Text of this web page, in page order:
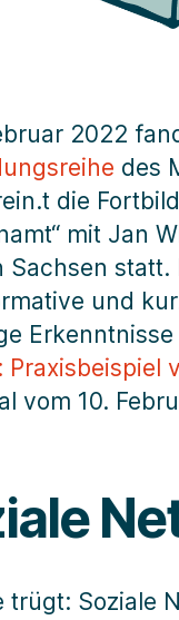
2022
des
die
mit Jan
Sachsen
und
Praxisbeispiel
vom 10.
trügt: Soziale